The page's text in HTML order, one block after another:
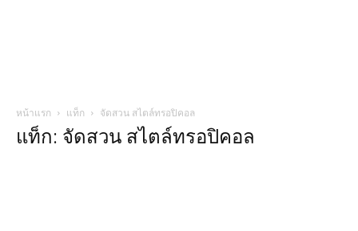
หน้าแรก แท็ก จัดสวน สไตล์ทรอปิคอล
แท็ก: จัดสวน สไตล์ทรอปิคอล